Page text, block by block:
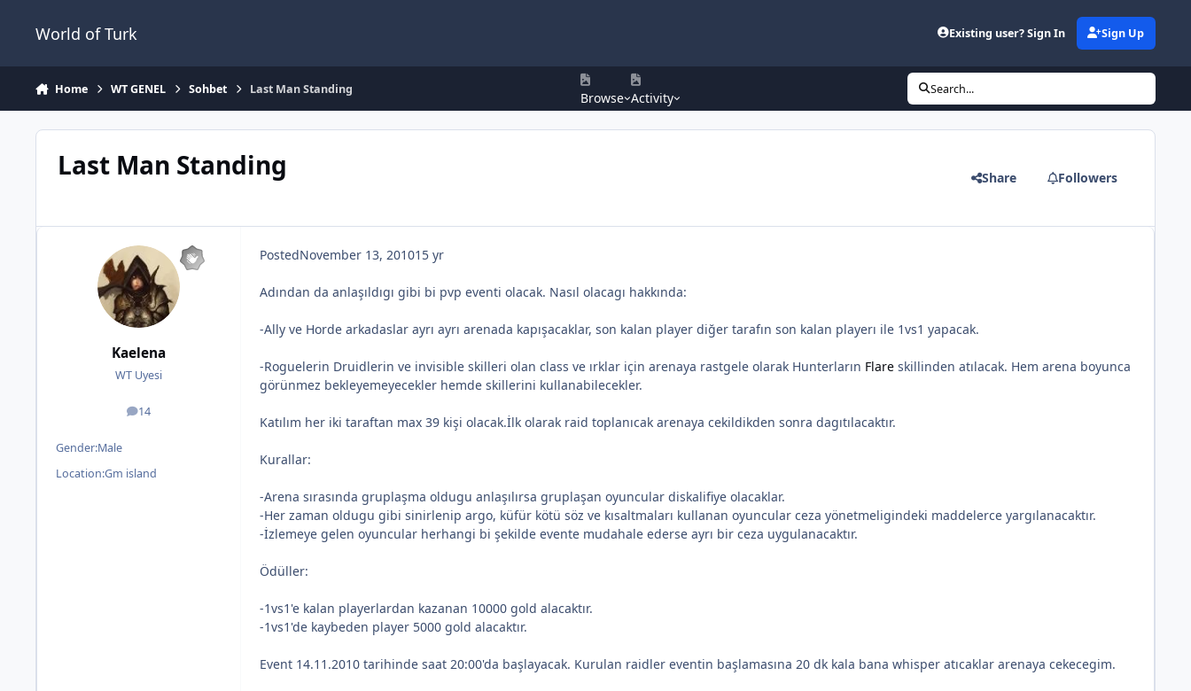
World of Turk Existing user? Sign In Sign Up
Home WT GENEL Sohbet Last Man Standing
Browse Activity
Search...
Last Man Standing Share Followers
Kaelena
WT Uyesi
14
posts
Gender:Male
Location:Gm island
PostedNovember 13, 201015 yr
Adından da anlaşıldıgı gibi bi pvp eventi olacak. Nasıl olacagı hakkında:
-Ally ve Horde arkadaslar ayrı ayrı arenada kapışacaklar, son kalan player diğer tarafın son kalan playerı ile 1vs1 yapacak.
-Roguelerin Druidlerin ve invisible skilleri olan class ve ırklar için arenaya rastgele olarak Hunterların Flare skillinden atılacak. Hem arena boyunca
görünmez bekleyemeyecekler hemde skillerini kullanabilecekler.
Katılım her iki taraftan max 39 kişi olacak.İlk olarak raid toplanıcak arenaya cekildikden sonra dagıtılacaktır.
Kurallar:
-Arena sırasında gruplaşma oldugu anlaşılırsa gruplaşan oyuncular diskalifiye olacaklar.
-Her zaman oldugu gibi sinirlenip argo, küfür kötü söz ve kısaltmaları kullanan oyuncular ceza yönetmeligindeki maddelerce yargılanacaktır.
-İzlemeye gelen oyuncular herhangi bi şekilde evente mudahale ederse ayrı bir ceza uygulanacaktır.
Ödüller:
-1vs1'e kalan playerlardan kazanan 10000 gold alacaktır.
-1vs1'de kaybeden player 5000 gold alacaktır.
Event 14.11.2010 tarihinde saat 20:00'da başlayacak. Kurulan raidler eventin başlamasına 20 dk kala bana whisper atıcaklar arenaya cekecegim.